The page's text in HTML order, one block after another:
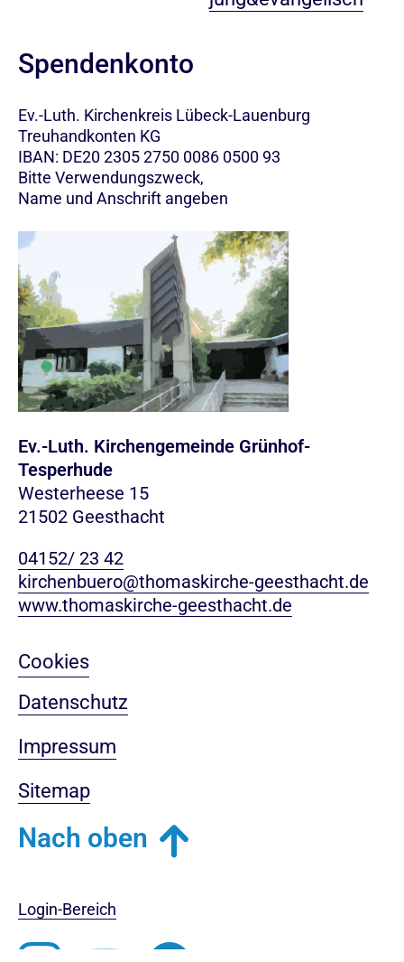
Spendenkonto
Ev.-Luth. Kirchenkreis Lübeck-Lauenburg
Treuhandkonten KG
IBAN: DE20 2305 2750 0086 0500 93
Bitte Verwendungszweck,
Name und Anschrift angeben
Ev.-Luth. Kirchengemeinde Grünhof-
Tesperhude
Westerheese 15
21502 Geesthacht
04152/ 23 42
kirchenbuero@thomaskirche-geesthacht.de
www.thomaskirche-geesthacht.de
Cookies
Datenschutz
Impressum
Sitemap
Nach oben
Login-Bereich